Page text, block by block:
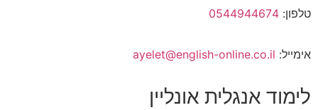
לימוד אנגלית אונליין
טלפון: 0544944674
אימייל: ayelet@english-online.co.il